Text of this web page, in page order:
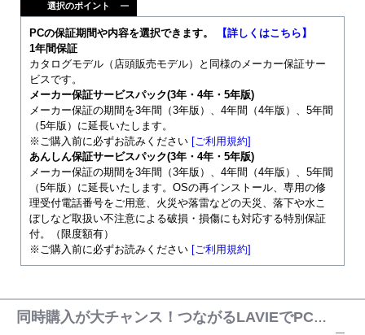
選択のポイント
PCの保証期間や内容を選択できます。
【詳しくはこちら】
1年間保証
カタログモデル（店頭販売モデル）と同様のメーカー保証サー
ビスです。
メーカー保証サービスパック(3年・4年・5年版)
メーカー保証の期間を3年間（3年版）、4年間（4年版）、5年間
（5年版）に延長いたします。
※ご購入前に必ずお読みください [ご利用規約]
あんしん保証サービスパック(3年・4年・5年版)
メーカー保証の期間を3年間（3年版）、4年間（4年版）、5年間
（5年版）に延長いたします。OSの再インストール、専用の修
理受付電話番号をご用意、火災や落雷などの天災、落下や水こ
ぼしなど取扱い不注意による破損・損傷にも対応する特別保証
付。（限度額有）
※ご購入前に必ずお読みください [ご利用規約]
同時購入が大チャンス！つながるLAVIEでPCとデ